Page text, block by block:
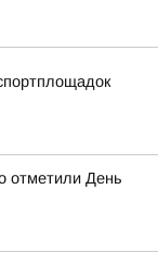
отметили День